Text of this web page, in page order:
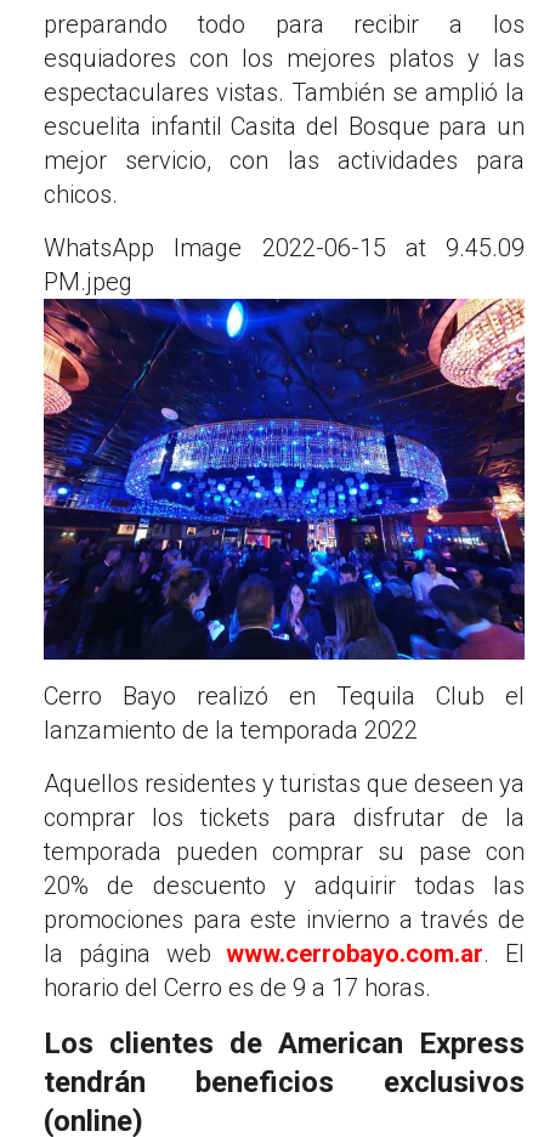
preparando todo para recibir a los
esquiadores con los mejores platos y las
espectaculares vistas. También se amplió la
escuelita infantil Casita del Bosque para un
mejor servicio, con las actividades para
chicos.
WhatsApp Image 2022-06-15 at 9.45.09
PM.jpeg
Cerro Bayo realizó en Tequila Club el
lanzamiento de la temporada 2022
Aquellos residentes y turistas que deseen ya
comprar los tickets para disfrutar de la
temporada pueden comprar su pase con
20% de descuento y adquirir todas las
promociones para este invierno a través de
la página webwww.cerrobayo.com.ar. El
horario del Cerro es de 9 a 17 horas.
Los clientes de American Express
tendrán beneficios exclusivos
(online)